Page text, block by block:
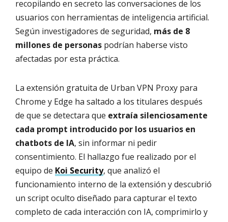
recopilando en secreto las conversaciones de los
usuarios con herramientas de inteligencia artificial.
Según investigadores de seguridad, más de 8
millones de personas podrían haberse visto
afectadas por esta práctica.
La extensión gratuita de Urban VPN Proxy para
Chrome y Edge ha saltado a los titulares después
de que se detectara que extraía silenciosamente
cada prompt introducido por los usuarios en
chatbots de IA, sin informar ni pedir
consentimiento. El hallazgo fue realizado por el
equipo de Koi Security, que analizó el
funcionamiento interno de la extensión y descubrió
un script oculto diseñado para capturar el texto
completo de cada interacción con IA, comprimirlo y